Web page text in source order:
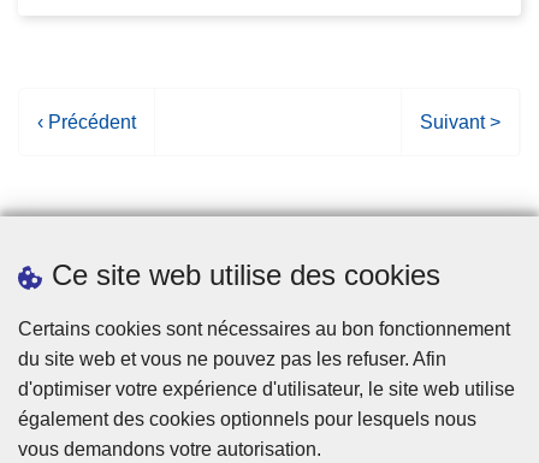
Ce site web utilise des cookies
Certains cookies sont nécessaires au bon fonctionnement
du site web et vous ne pouvez pas les refuser. Afin
d'optimiser votre expérience d'utilisateur, le site web utilise
également des cookies optionnels pour lesquels nous
vous demandons votre autorisation.
P
e
r
c
é
d
e
n
‹ Précédent
P
e
u
v
a
n
t
Suivant >
Statistiques